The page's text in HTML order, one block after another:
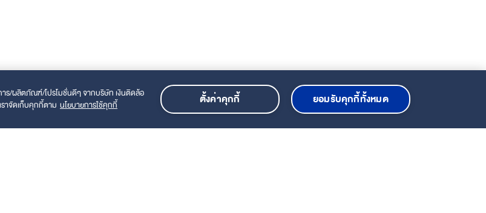
ร/ผลิตภัณฑ์/โปรโมชั่นดีๆ จากบริษัท เงินติดล้อ
ราจัดเก็บคุกกี้ตาม นโยบายการใช้คุกกี้ ตั้งค่าคุกกี้ ยอมรับคุกกี้ทั้งหมด